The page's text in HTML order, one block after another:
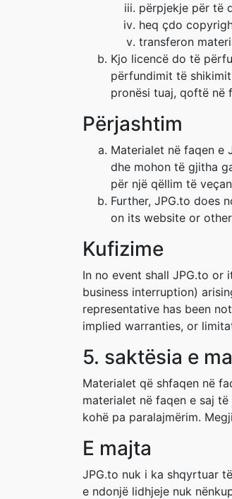
përpjekje për të
heq çdo
transferon
Kjo licencë do të
përfundimit të
pronësi tuaj, qoftë në
Përjashtim
Materialet në faqen e
dhe mohon të gjitha
për një qëllim të
Further, JPG.to does
on its website or
Kufizime
In no event shall JPG.to
business interruption)
representative has been
implied warranties, or
5. saktësia e
Materialet që shfaqen në
materialet në faqen e saj
kohë pa paralajmërim.
E majta
JPG.to nuk i ka shqyrtuar
e ndonjë lidhjeje nuk